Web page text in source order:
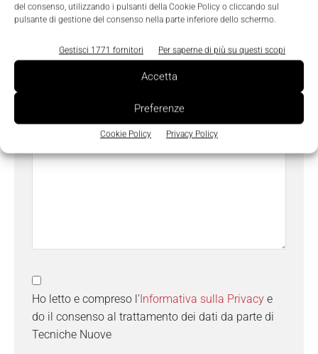
del consenso, utilizzando i pulsanti della Cookie Policy o cliccando sul
pulsante di gestione del consenso nella parte inferiore dello schermo.
Gestisci 1771 fornitori Per saperne di più su questi scopi
Accetta
Preferenze
Cookie Policy Privacy Policy
Oggetto
Ho letto e compreso l'Informativa sulla Privacy e
do il consenso al trattamento dei dati da parte di
Tecniche Nuove